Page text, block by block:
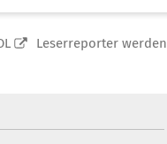
Leserreporter werden